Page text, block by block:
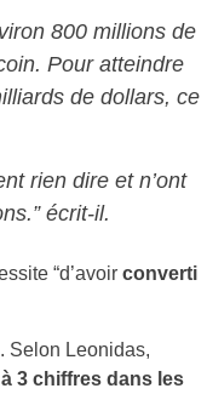
800 millions de
Pour atteindre
de dollars, ce
rien dire et n’ont
écrit-il.
“d’avoir converti
Selon Leonidas,
3 chiffres dans les